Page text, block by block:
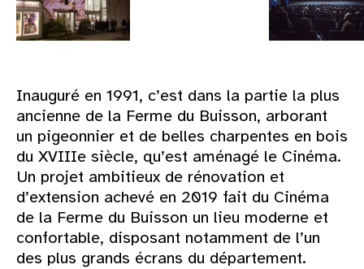
Inauguré en 1991, c’est dans la partie la plus
ancienne de la Ferme du Buisson, arborant
un pigeonnier et de belles charpentes en bois
du XVIIIe siècle, qu’est aménagé le Cinéma.
Un projet ambitieux de rénovation et
d’extension achevé en 2019 fait du Cinéma
de la Ferme du Buisson un lieu moderne et
confortable, disposant notamment de l’un
des plus grands écrans du département.